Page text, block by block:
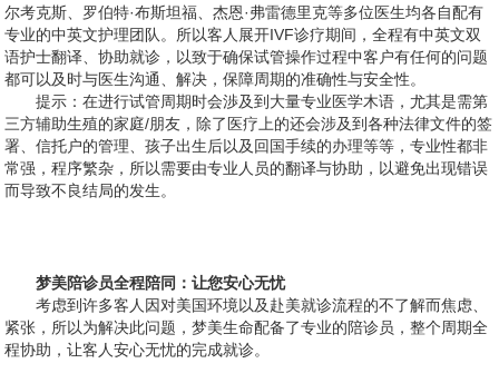
尔考克斯、罗伯特·布斯坦福、杰恩·弗雷德里克等多位医生均各自配有
专业的中英文护理团队。所以客人展开IVF诊疗期间，全程有中英文双
语护士翻译、协助就诊，以致于确保试管操作过程中客户有任何的问题
都可以及时与医生沟通、解决，保障周期的准确性与安全性。
提示：在进行试管周期时会渉及到大量专业医学木语，尤其是需第
三方辅助生殖的家庭/朋友，除了医疗上的还会涉及到各种法律文件的签
署、信托户的管理、孩子出生后以及回国手续的办理等等，专业性都非
常强，程序繁杂，所以需要由专业人员的翻译与协助，以避免出现错误
而导致不良结局的发生。
梦美陪诊员全程陪同：让您安心无忧
考虑到许多客人因对美国环境以及赴美就诊流程的不了解而焦虑、
紧张，所以为解决此问题，梦美生命配备了专业的陪诊员，整个周期全
程协助，让客人安心无忧的完成就诊。